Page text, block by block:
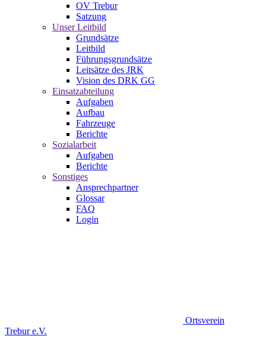
OV Trebur
Satzung
Unser Leitbild
Grundsätze
Leitbild
Führungsgrundsätze
Leitsätze des JRK
Vision des DRK GG
Einsatzabteilung
Aufgaben
Aufbau
Fahrzeuge
Berichte
Sozialarbeit
Aufgaben
Berichte
Sonstiges
Ansprechpartner
Glossar
FAQ
Login
Ortsverein
Trebur e.V.